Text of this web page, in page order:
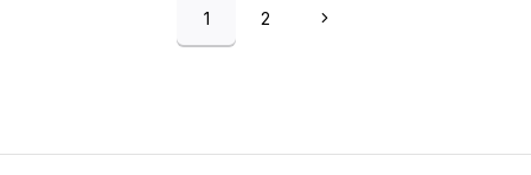
1 2